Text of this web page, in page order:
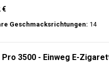
€
Geschmacksrichtungen: 14
3500 - Einweg E-